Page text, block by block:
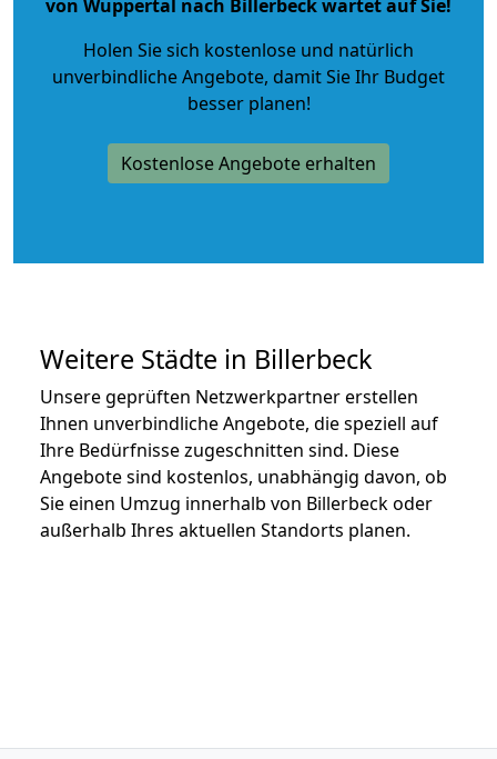
von Wuppertal nach Billerbeck wartet auf Sie!
Holen Sie sich kostenlose und natürlich
unverbindliche Angebote, damit Sie Ihr Budget
besser planen!
Kostenlose Angebote erhalten
Weitere Städte in Billerbeck
Unsere geprüften Netzwerkpartner erstellen
Ihnen unverbindliche Angebote, die speziell auf
Ihre Bedürfnisse zugeschnitten sind. Diese
Angebote sind kostenlos, unabhängig davon, ob
Sie einen Umzug innerhalb von Billerbeck oder
außerhalb Ihres aktuellen Standorts planen.